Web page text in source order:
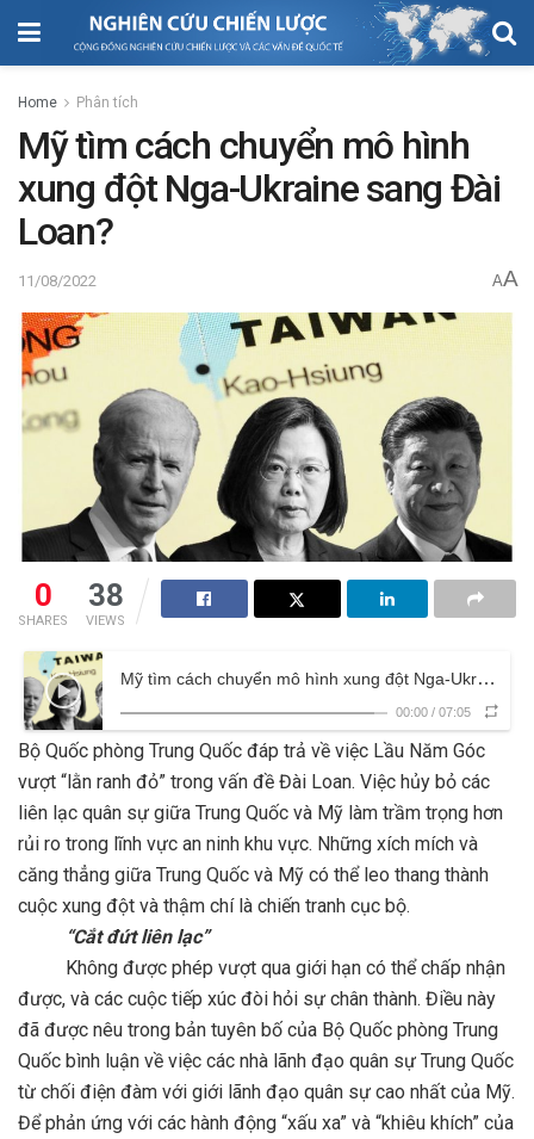
Home Phân tích
Mỹ tìm cách chuyển mô hình
xung đột Nga-Ukraine sang Đài
Loan?
11/08/2022 AA
0
SHARES
38
VIEWS
Mỹ tìm cách chuyển mô hình xung đột Nga-Ukraine sang Đài Loan?
00:00 / 07:05
Bộ Quốc phòng Trung Quốc đáp trả về việc Lầu Năm Góc
vượt “lằn ranh đỏ” trong vấn đề Đài Loan. Việc hủy bỏ các
liên lạc quân sự giữa Trung Quốc và Mỹ làm trầm trọng hơn
rủi ro trong lĩnh vực an ninh khu vực. Những xích mích và
căng thẳng giữa Trung Quốc và Mỹ có thể leo thang thành
cuộc xung đột và thậm chí là chiến tranh cục bộ.
“Cắt đứt liên lạc”
Không được phép vượt qua giới hạn có thể chấp nhận
được, và các cuộc tiếp xúc đòi hỏi sự chân thành. Điều này
đã được nêu trong bản tuyên bố của Bộ Quốc phòng Trung
Quốc bình luận về việc các nhà lãnh đạo quân sự Trung Quốc
từ chối điện đàm với giới lãnh đạo quân sự cao nhất của Mỹ.
Để phản ứng với các hành động “xấu xa” và “khiêu khích” của